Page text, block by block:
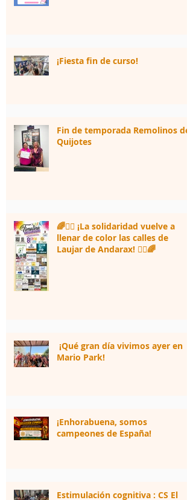
¡Fiesta fin de curso!
Fin de temporada Remolinos de
Quijotes
🌈🏃‍♀️ ¡La solidaridad vuelve a
llenar de color las calles de
Laujar de Andarax! 🏃‍♂️🌈
¡Qué gran día vivimos ayer en
Mario Park!
¡Enhorabuena, somos
campeones de España!
Estimulación cognitiva : CS El